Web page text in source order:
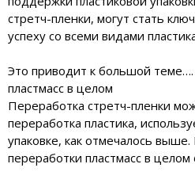
стретч-пленки, могут стать
успеху со всеми видами
Это приводит к большой
пластмасс в целом
Переработка стретч-пленки
переработка пластика,
упаковке, как отмечалось
переработки пластмасс в